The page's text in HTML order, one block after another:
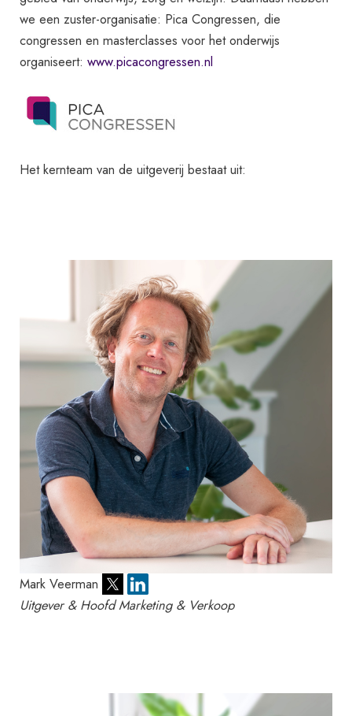
we een zuster-organisatie: Pica Congressen, die
congressen en masterclasses voor het onderwijs
organiseert:www.picacongressen.nl
Het kernteam van de uitgeverij bestaat uit:
Mark Veerman
Uitgever & Hoofd Marketing & Verkoop